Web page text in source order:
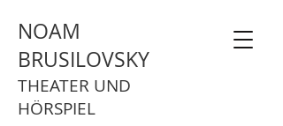
NOAM
BRUSILOVSKY
THEATER UND
HÖRSPIEL